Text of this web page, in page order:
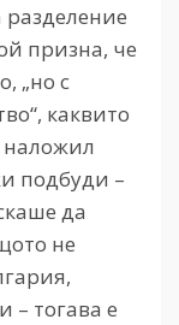
призна, че
„но с
каквито
наложил
подбуди –
да
не
тогава е